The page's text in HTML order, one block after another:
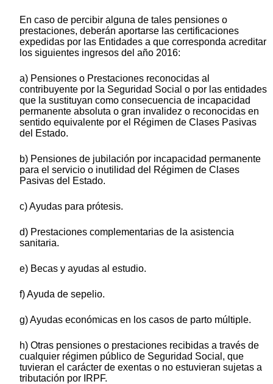
En caso de percibir alguna de tales pensiones o
prestaciones, deberán aportarse las certificaciones
expedidas por las Entidades a que corresponda acreditar
los siguientes ingresos del año 2016:
a) Pensiones o Prestaciones reconocidas al
contribuyente por la Seguridad Social o por las entidades
que la sustituyan como consecuencia de incapacidad
permanente absoluta o gran invalidez o reconocidas en
sentido equivalente por el Régimen de Clases Pasivas
del Estado.
b) Pensiones de jubilación por incapacidad permanente
para el servicio o inutilidad del Régimen de Clases
Pasivas del Estado.
c) Ayudas para prótesis.
d) Prestaciones complementarias de la asistencia
sanitaria.
e) Becas y ayudas al estudio.
f) Ayuda de sepelio.
g) Ayudas económicas en los casos de parto múltiple.
h) Otras pensiones o prestaciones recibidas a través de
cualquier régimen público de Seguridad Social, que
tuvieran el carácter de exentas o no estuvieran sujetas a
tributación por IRPF.